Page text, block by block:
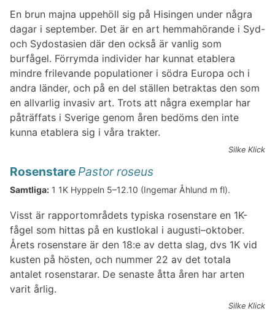
En brun majna uppehöll sig på Hisingen under några
dagar i september. Det är en art hemmahörande i Syd-
och Sydostasien där den också är vanlig som
burfågel. Förrymda individer har kunnat etablera
mindre frilevande populationer i södra Europa och i
andra länder, och på en del ställen betraktas den som
en allvarlig invasiv art. Trots att några exemplar har
påträffats i Sverige genom åren bedöms den inte
kunna etablera sig i våra trakter.
Silke Klick
Rosenstare Pastor roseus
Samtliga: 1 1K Hyppeln 5–12.10 (Ingemar Åhlund m fl).
Visst är rapportområdets typiska rosenstare en 1K-
fågel som hittas på en kustlokal i augusti–oktober.
Årets rosenstare är den 18:e av detta slag, dvs 1K vid
kusten på hösten, och nummer 22 av det totala
antalet rosenstarar. De senaste åtta åren har arten
varit årlig.
Silke Klick